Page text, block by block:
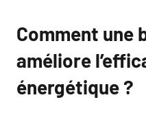
Comment une
améliore
énergétique ?